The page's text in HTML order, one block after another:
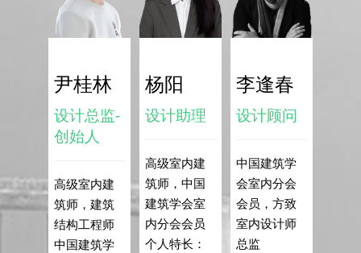
尹桂林
设计总监-
创始人
高级室内建
筑师，建筑
结构工程师
中国建筑学
杨阳
设计助理
高级室内建
筑师，中国
建筑学会室
内分会会员
个人特长：
李逢春
设计顾问
中国建筑学
会室内分会
会员，方致
室内设计师
总监